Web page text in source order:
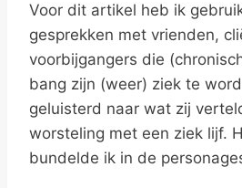
Voor dit artikel heb ik
gesprekken met vrienden,
voorbijgangers die
bang zijn (weer) ziek te
geluisterd naar wat zij
worsteling met een ziek lijf.
bundelde ik in de personages